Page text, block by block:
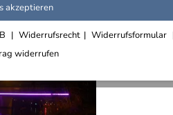
akzeptieren
Widerrufsrecht
Widerrufsformular
widerrufen